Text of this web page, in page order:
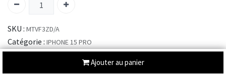
Ajouter au panier
SKU : MTVF3ZD/A
Catégorie : IPHONE 15 PRO